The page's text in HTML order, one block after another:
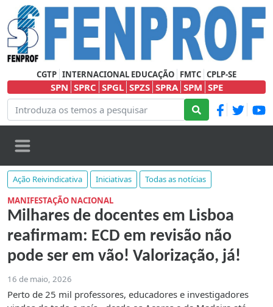
CGTP INTERNACIONAL EDUCAÇÃO FMTC CPLP-SE
SPN SPRC SPGL SPZS SPRA SPM SPE
Ação Reivindicativa Iniciativas
Todas as notícias
MANIFESTAÇÃO NACIONAL
Milhares de docentes em Lisboa
reafirmam: ECD em revisão não
pode ser em vão! Valorização, já!
16 de maio, 2026
Perto de 25 mil professores, educadores e investigadores